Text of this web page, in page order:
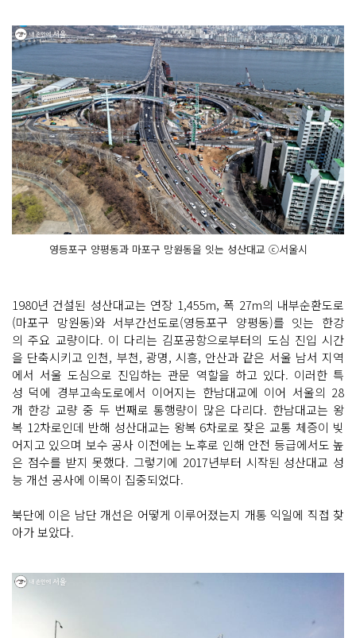
영등포구 양평동과 마포구 망원동을 잇는 성산대교 ⓒ서울시
1980년 건설된 성산대교는 연장 1,455m, 폭 27m의 내부순환도로
(마포구 망원동)와 서부간선도로(영등포구 양평동)를 잇는 한강
의 주요 교량이다. 이 다리는 김포공항으로부터의 도심 진입 시간
을 단축시키고 인천, 부천, 광명, 시흥, 안산과 같은 서울 남서 지역
에서 서울 도심으로 진입하는 관문 역할을 하고 있다. 이러한 특
성 덕에 경부고속도로에서 이어지는 한남대교에 이어 서울의 28
개 한강 교량 중 두 번째로 통행량이 많은 다리다. 한남대교는 왕
복 12차로인데 반해 성산대교는 왕복 6차로로 잦은 교통 체증이 빚
어지고 있으며 보수 공사 이전에는 노후로 인해 안전 등급에서도 높
은 점수를 받지 못했다. 그렇기에 2017년부터 시작된 성산대교 성
능 개선 공사에 이목이 집중되었다.
북단에 이은 남단 개선은 어떻게 이루어졌는지 개통 익일에 직접 찾
아가 보았다.